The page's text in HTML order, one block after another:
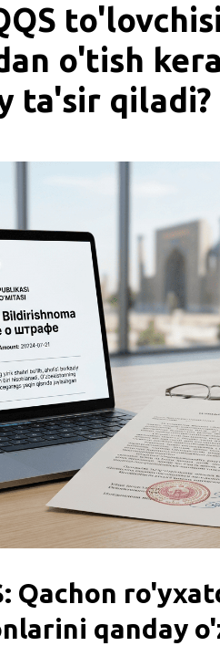
o'tish
ta'sir qiladi?
Qachon
qanday